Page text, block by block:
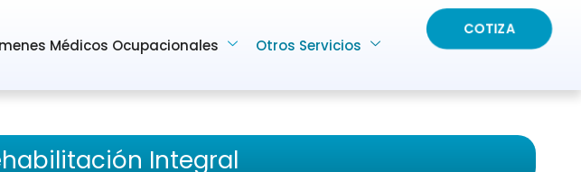
Médicos Ocupacionales Otros Servicios
COTIZA
Integral